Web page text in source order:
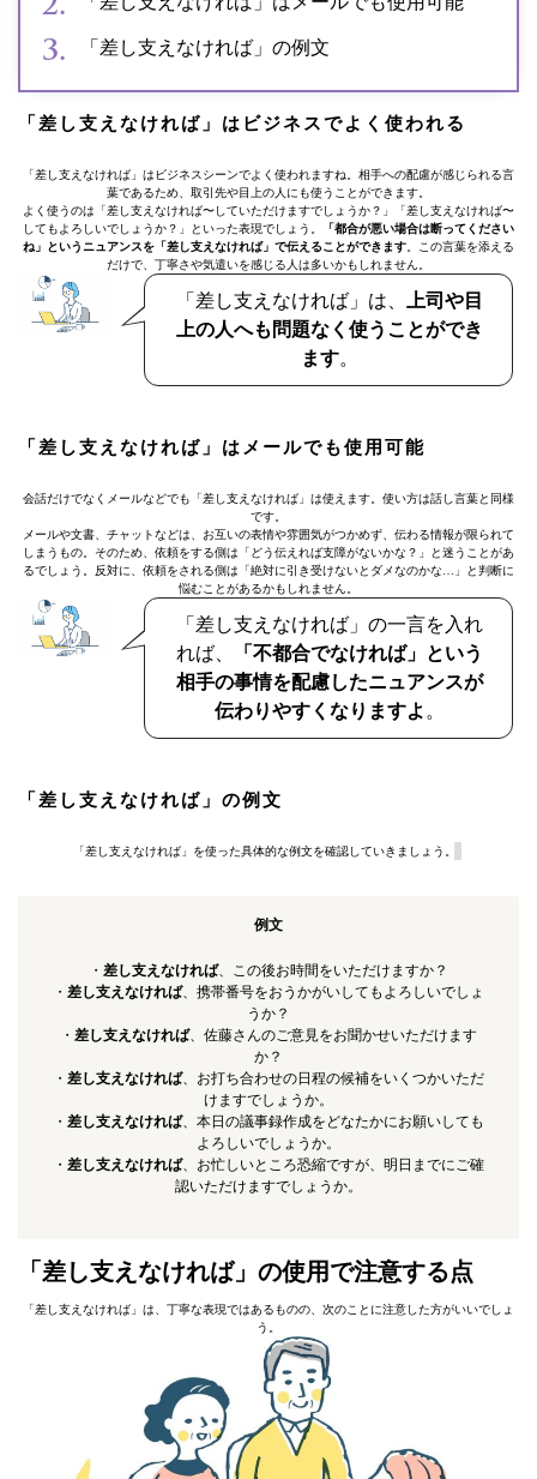
「差し支えなければ」の例文
「差し支えなければ」はビジネスでよく使われる
「差し支えなければ」はビジネスシーンでよく使われますね。相手への配慮が感じられる言
葉であるため、取引先や目上の人にも使うことができます。
よく使うのは「差し支えなければ〜していただけますでしょうか？」「差し支えなければ〜
してもよろしいでしょうか？」といった表現でしょう。
「都合が悪い場合は断ってください
ね」というニュアンスを「差し支えなければ」で伝えることができます 。この言葉を添える
だけで、丁寧さや気遣いを感じる人は多いかもしれません。
「差し支えなければ」は、
上司や目
上の人へも問題なく使うことができ
ます。
「差し支えなければ」はメールでも使用可能
会話だけでなくメールなどでも「差し支えなければ」は使えます。使い方は話し言葉と同様
です。
メールや文書、チャットなどは、お互いの表情や雰囲気がつかめず、伝わる情報が限られて
しまうもの。そのため、依頼をする側は「どう伝えれば支障がないかな？」と迷うことがあ
るでしょう。反対に、依頼をされる側は「絶対に引き受けないとダメなのかな…」と判断に
悩むことがあるかもしれません。
「差し支えなければ」の一言を入れ
れば、
「不都合でなければ」という
相手の事情を配慮したニュアンスが
伝わりやすくなりますよ 。
「差し支えなければ」の例文
「差し支えなければ」を使った具体的な例文を確認していきましょう。
例文
・ 差し支えなければ、この後お時間をいただけますか？
・ 差し支えなければ、携帯番号をおうかがいしてもよろしいでしょ
うか？
・ 差し支えなければ、佐藤さんのご意見をお聞かせいただけます
か？
・ 差し支えなければ、お打ち合わせの日程の候補をいくつかいただ
けますでしょうか。
・ 差し支えなければ、本日の議事録作成をどなたかにお願いしても
よろしいでしょうか。
・ 差し支えなければ、お忙しいところ恐縮ですが、明日までにご確
認いただけますでしょうか。
「差し支えなければ」の使用で注意する点
「差し支えなければ」は、丁寧な表現ではあるものの、次のことに注意した方がいいでしょ
う。